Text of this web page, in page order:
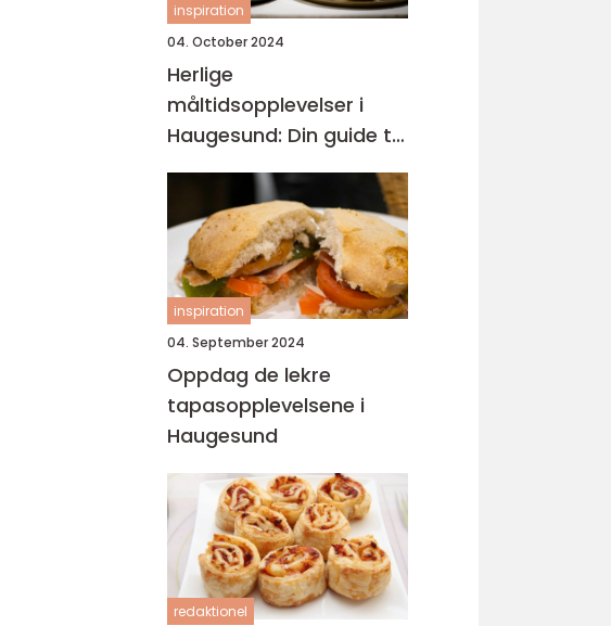
inspiration
04. October 2024
Herlige
måltidsopplevelser i
Haugesund: Din guide til
lokal catering
inspiration
04. September 2024
Oppdag de lekre
tapasopplevelsene i
Haugesund
redaktionel